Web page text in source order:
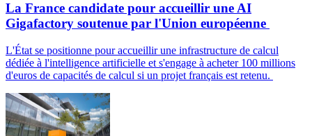
La France candidate pour accueillir une AI
Gigafactory soutenue par l'Union européenne
L'État se positionne pour accueillir une infrastructure de calcul
dédiée à l'intelligence artificielle et s'engage à acheter 100 millions
d'euros de capacités de calcul si un projet français est retenu.